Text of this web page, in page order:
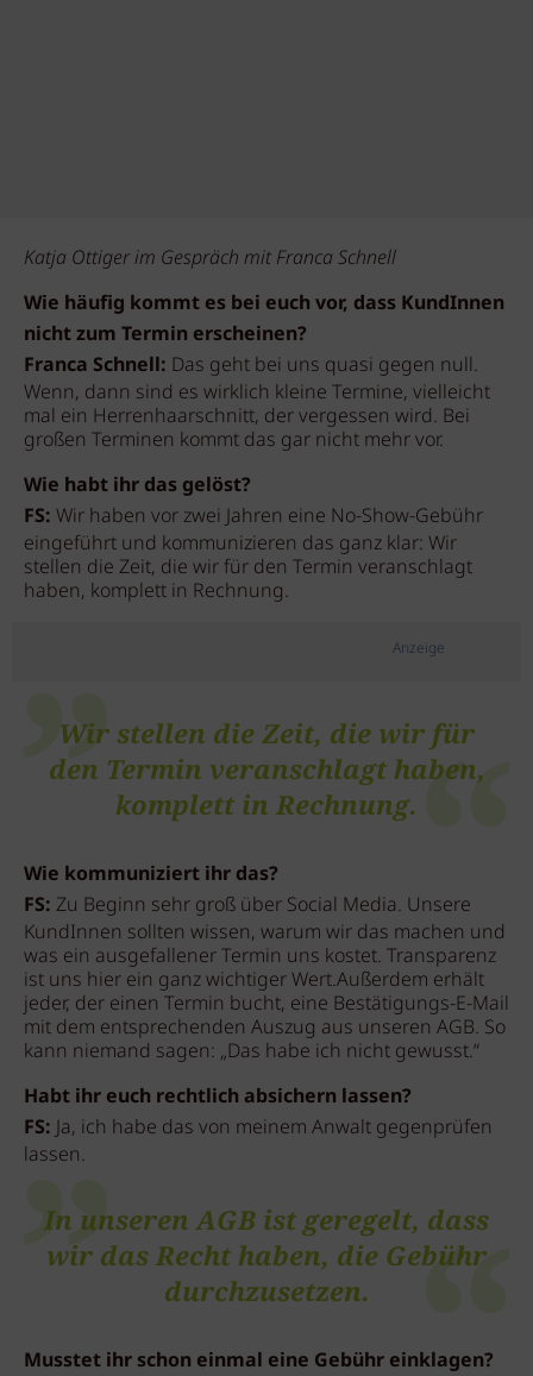
Katja Ottiger im Gespräch mit Franca Schnell
Wie häufig kommt es bei euch vor, dass KundInnen
nicht zum Termin erscheinen?
Franca Schnell: Das geht bei uns quasi gegen null.
Wenn, dann sind es wirklich kleine Termine, vielleicht
mal ein Herrenhaarschnitt, der vergessen wird. Bei
großen Terminen kommt das gar nicht mehr vor.
Wie habt ihr das gelöst?
FS: Wir haben vor zwei Jahren eine No-Show-Gebühr
eingeführt und kommunizieren das ganz klar: Wir
stellen die Zeit, die wir für den Termin veranschlagt
haben, komplett in Rechnung.
Anzeige
Wir stellen die Zeit, die wir für
den Termin veranschlagt haben,
komplett in Rechnung.
Wie kommuniziert ihr das?
FS: Zu Beginn sehr groß über Social Media. Unsere
KundInnen sollten wissen, warum wir das machen und
was ein ausgefallener Termin uns kostet. Transparenz
ist uns hier ein ganz wichtiger Wert.Außerdem erhält
jeder, der einen Termin bucht, eine Bestätigungs-E-Mail
mit dem entsprechenden Auszug aus unseren AGB. So
kann niemand sagen: „Das habe ich nicht gewusst.“
Habt ihr euch rechtlich absichern lassen?
FS:Ja, ich habe das von meinem Anwalt gegenprüfen
lassen.
In unseren AGB ist geregelt, dass
wir das Recht haben, die Gebühr
durchzusetzen.
Musstet ihr schon einmal eine Gebühr einklagen?